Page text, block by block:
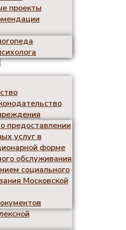
проекты
предоставлении
услуг в
форме
обслуживания
социального
Московской